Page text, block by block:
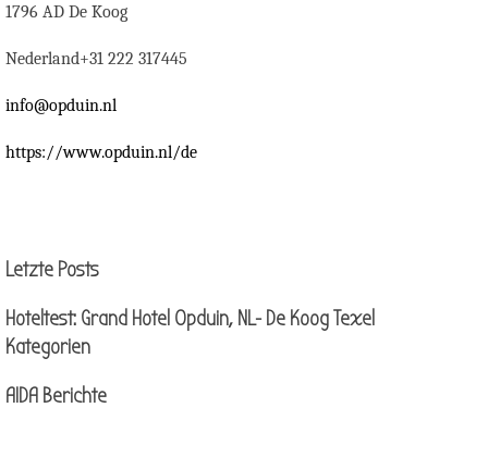
1796 AD De Koog
Nederland+31 222 317445
info@opduin.nl
https://www.opduin.nl/de
Block überspringen Letzte Posts
Letzte Posts
Hoteltest: Grand Hotel Opduin, NL- De Koog Texel
Block überspringen Kategorien
Kategorien
AIDA Berichte